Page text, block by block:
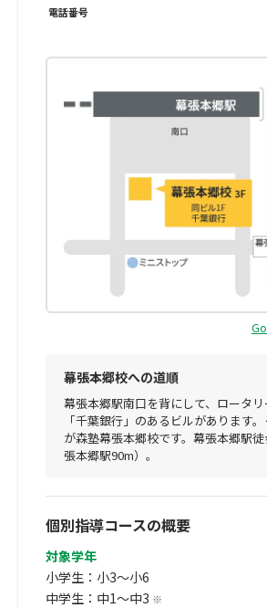
電話番号
個別指導コースの概要
対象学年
小学生：小3～小6
中学生：中1～中3 ※
幕張本郷校への道順
幕張本郷駅南口を背にして、ロータ
「千葉銀行」のあるビルがあります
が森塾幕張本郷校です。幕張本郷駅
張本郷駅90m）。